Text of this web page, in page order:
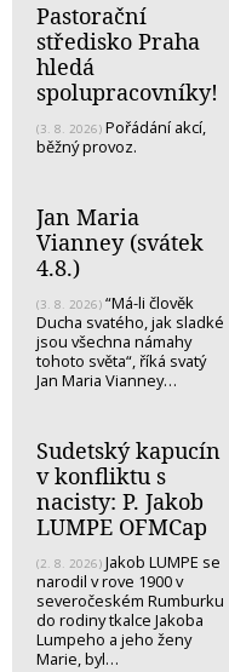
Pastorační
středisko Praha
hledá
spolupracovníky!
(3. 8. 2026) Pořádání akcí,
běžný provoz.
Jan Maria
Vianney (svátek
4.8.)
(3. 8. 2026) “Má-li člověk
Ducha svatého, jak sladké
jsou všechna námahy
tohoto světa“, říká svatý
Jan Maria Vianney…
Sudetský kapucín
v konfliktu s
nacisty: P. Jakob
LUMPE OFMCap
(2. 8. 2026) Jakob LUMPE se
narodil v rove 1900 v
severočeském Rumburku
do rodiny tkalce Jakoba
Lumpeho a jeho ženy
Marie, byl…